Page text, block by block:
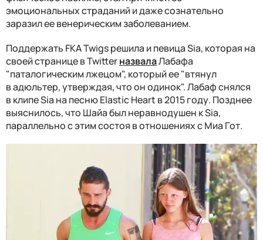
эмоциональных страданий и даже сознательно
заразил ее венерическим заболеванием.
Поддержать FKA Twigs решила и певица Sia, которая на
своей странице в TwitterназвалаЛабафа
"паталогическим лжецом", который ее "втянул
в адюльтер, утверждая, что он одинок". Лабаф снялся
в клипе Sia на песню Elastic Heart в 2015 году. Позднее
выяснилось, что Шайа был неравнодушен к Sia,
параллельно с этим состоя в отношениях с Миа Гот.